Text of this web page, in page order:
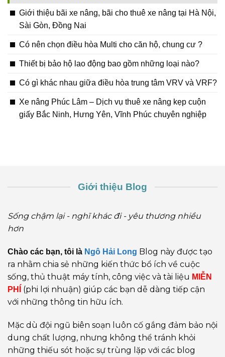
Giới thiệu bãi xe nâng, bãi cho thuê xe nâng tại Hà Nội,
Sài Gòn, Đồng Nai
Có nên chọn điều hòa Multi cho căn hộ, chung cư ?
Thiết bị bảo hộ lao động bao gồm những loại nào?
Có gì khác nhau giữa điều hòa trung tâm VRV và VRF?
Xe nâng Phúc Lâm – Dịch vụ thuê xe nâng kẹp cuộn
giấy Bắc Ninh, Hưng Yên, Vĩnh Phúc chuyên nghiệp
Giới thiệu Blog
Sống chậm lại - nghĩ khác đi - yêu thương nhiều
hơn
Chào các bạn, tôi là Ngô Hải Long Blog này được tạo
ra nhằm chia sẻ những kiến thức bổ ích về cuộc
sống, thủ thuật máy tính, công việc và tài liệu MIỄN
PHÍ
(phi lợi nhuận) giúp các bạn dễ dàng tiếp cận
với những thông tin hữu ích.
Mặc dù đội ngũ biên soạn luôn cố gắng đảm bảo nội
dung chất lượng, nhưng không thể tránh khỏi
những thiếu sót hoặc sự trùng lặp với các blog